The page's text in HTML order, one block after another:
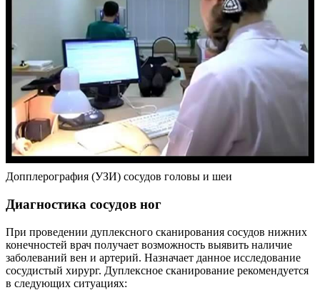
Допплерография (УЗИ) сосудов головы и шеи
Диагностика сосудов ног
При проведении дуплексного сканирования сосудов нижних
конечностей врач получает возможность выявить наличие
заболеваний вен и артерий. Назначает данное исследование
сосудистый хирург. Дуплексное сканирование рекомендуется
в следующих ситуациях: